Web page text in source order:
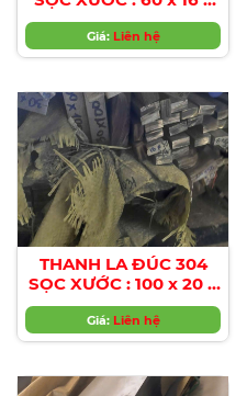
4000/6000MM/HL
Giá: Liên hệ
THANH LA ĐÚC 304
SỌC XƯỚC : 100 x 20 x
4000/6000MM/HL -
Stainless Steel Bar
Flat
Giá: Liên hệ